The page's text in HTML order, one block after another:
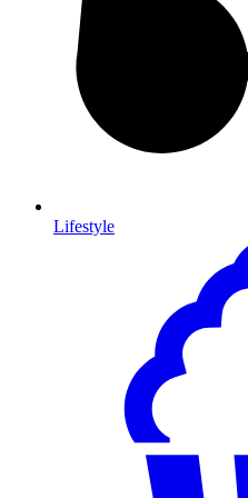
Lifestyle